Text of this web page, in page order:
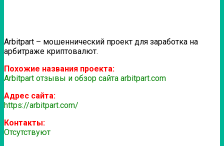
Arbitpart – мошеннический проект для заработка на
арбитраже криптовалют.
Похожие названия проекта:
Arbitpart отзывы и обзор сайта arbitpart.com
Адрес сайта:
https://arbitpart.com/
Контакты:
Отсутствуют